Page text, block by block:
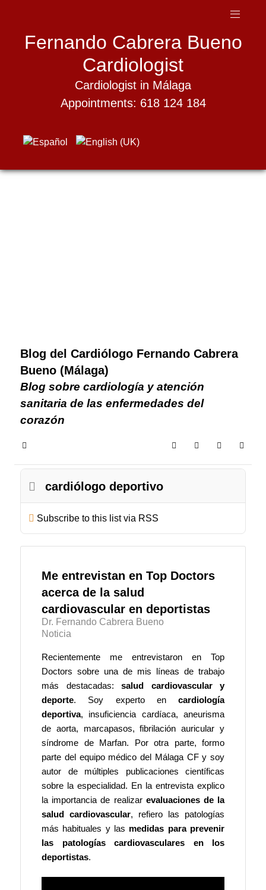
Fernando Cabrera Bueno
Cardiologist
Cardiologist in Málaga
Appointments: 618 124 184
Blog del Cardiólogo Fernando Cabrera
Bueno (Málaga)
Blog sobre cardiología y atención
sanitaria de las enfermedades del
corazón
Home SearchSubscribe to blog
Sign In
cardiólogo deportivo
Subscribe to this list via RSS
Me entrevistan en Top Doctors
acerca de la salud
cardiovascular en deportistas
Dr. Fernando Cabrera Bueno
Noticia
Recientemente me entrevistaron en Top
Doctors sobre una de mis líneas de trabajo
más destacadas: salud cardiovascular y
deporte. Soy experto en cardiología
deportiva, insuficiencia cardíaca, aneurisma
de aorta, marcapasos, fibrilación auricular y
síndrome de Marfan. Por otra parte, formo
parte del equipo médico del Málaga CF y soy
autor de múltiples publicaciones científicas
sobre la especialidad. En la entrevista explico
la importancia de realizarevaluaciones de la
salud cardiovascular, refiero las patologías
más habituales y las medidas para prevenir
las patologías cardiovasculares en los
deportistas.